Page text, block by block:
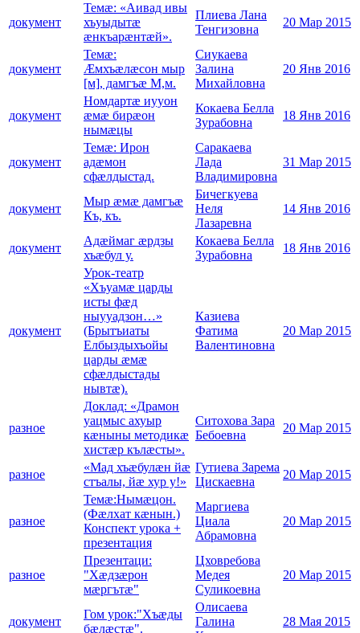
документ
Темæ: «Аивад ивы
хъуыдытæ
æнкъарæнтæй».
Плиева Лана
Тенгизовна
20 Мар 2015
документ
Темæ:
Æмхъæлæсон мыр
[м], дамгъæ М,м.
Сиукаева
Залина
Михайловна
20 Янв 2016
документ
Номдартæ иууон
æмæ бирæон
нымæцы
Кокаева Белла
Зурабовна
18 Янв 2016
документ
Темæ: Ирон
адæмон
сфæлдыстад.
Саракаева
Лада
Владимировна
31 Мар 2015
документ
Мыр æмæ дамгъæ
Къ, къ.
Бичегкуева
Неля
Лазаревна
14 Янв 2016
документ
Адæймаг æрдзы
хъæбул у.
Кокаева Белла
Зурабовна
18 Янв 2016
документ
Урок-театр
«Хъуамæ царды
исты фæд
ныууадзон…»
(Брытъиаты
Елбыздыхъойы
царды æмæ
сфæлдыстады
нывтæ).
Казиева
Фатима
Валентиновна
20 Мар 2015
разное
Доклад: «Драмон
уацмыс ахуыр
кæныны методикæ
хистæр кълæсты».
Ситохова Зара
Бебоевна
20 Мар 2015
разное
«Мад хъæбулæн йæ
стъалы, йæ хур у!»
Гутиева Зарема
Цискаевна
20 Мар 2015
разное
Темæ:Нымæцон.
(Фæлхат кæнын.)
Конспект урока +
презентация
Маргиева
Циала
Абрамовна
20 Мар 2015
разное
Презентаци:
"Хæдзæрон
мæргътæ"
Цховребова
Медея
Суликоевна
20 Мар 2015
документ
Гом урок:"Хъæды
бæлæстæ".
Олисаева
Галина
28 Мая 2015